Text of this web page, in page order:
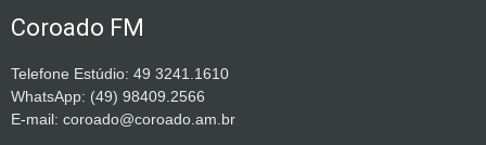
Coroado FM
Telefone Estúdio: 49 3241.1610
WhatsApp: (49) 98409.2566
E-mail: coroado@coroado.am.br